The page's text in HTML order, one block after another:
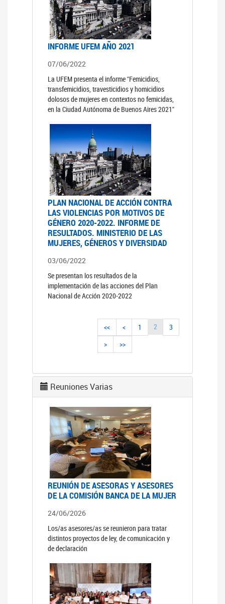
INFORME UFEM AÑO 2021
07/06/2022
La UFEM presenta el informe "Femicidios,
transfemicidios, travesticidios y homicidios
dolosos de mujeres en contextos no femicidas,
en la Ciudad Autónoma de Buenos Aires 2021"
PLAN NACIONAL DE ACCIÓN CONTRA
LAS VIOLENCIAS POR MOTIVOS DE
GÉNERO 2020-2022. INFORME DE
RESULTADOS. MINISTERIO DE LAS
MUJERES, GÉNEROS Y DIVERSIDAD
03/06/2022
Se presentan los resultados de la
implementación de las acciones del Plan
Nacional de Acción 2020-2022
<< < 1 2
3
>
>>
Reuniones Varias
REUNIÓN DE ASESORAS Y ASESORES
DE LA COMISIÓN BANCA DE LA MUJER
24/06/2026
Los/as asesores/as se reunieron para tratar
distintos proyectos de ley, de comunicación y
de declaración